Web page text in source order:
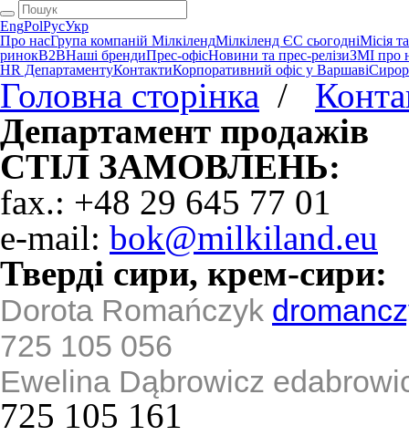
EngPolРусУкр
Про насГрупа компаній МілкілендМілкіленд ЄС сьогодніМісія
ринокB2BНаші брендиПрес-офісНовини та прес-релізиЗМІ про
HR ДепартаментуКонтактиКорпоративний офіс у Варшаві
Головна сторінка /
Департамент продажів
СТІЛ ЗАМОВЛЕНЬ:
fax.: +48 29 645 77 01
e-mail: bok@milkiland.eu
Тверді сири, крем-сири:
Dorota Romańczyk
725 105 056
Ewelina Dąbrowicz
725 105 161